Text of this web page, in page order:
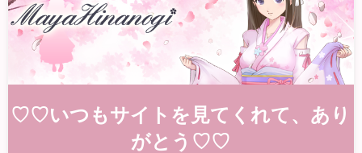
♡♡いつもサイトを見てくれて、あり
がとう♡♡